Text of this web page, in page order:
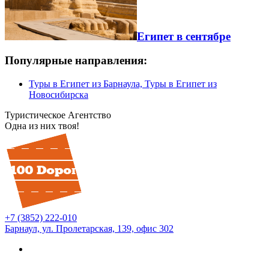
Египет в сентябре
Популярные направления:
Туры в Египет из Барнаула, Туры в Египет из
Новосибирска
Туристическое Агентство
Одна из них твоя!
+7 (3852) 222-010
Барнаул, ул. Пролетарская, 139, офис 302